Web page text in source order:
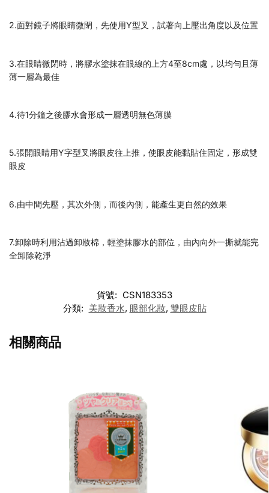
2.面對鏡子將眼睛微閉，先使用Y型叉，試著向上壓出角度以及位置
3.在眼睛微閉時，將膠水塗抹在眼線的上方4至8cm處，以均勻且薄
薄一層為最佳
4.待1分鐘之後膠水會形成一層透明無色薄膜
5.張開眼睛用Y字型叉將眼皮往上推，使眼皮能黏貼住固定，形成雙
眼皮
6.由中間先壓，其次外側，而後內側，能產生更自然的效果
7.卸除時利用沾過卸妝棉，輕塗抹膠水的部位，由內向外一撕就能完
全卸除乾淨
貨號: CSN183353
分類: 美妝香水, 眼部化妝, 雙眼皮貼
相關商品